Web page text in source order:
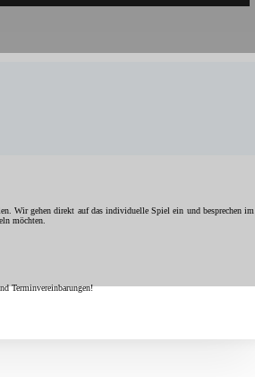
Wir gehen direkt auf das individuelle Spiel ein und besprechen im
möchten.
Terminvereinbarungen!